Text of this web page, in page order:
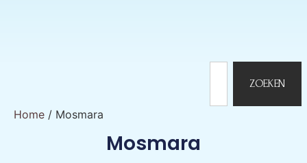
ZOEKEN
Home / Mosmara
Mosmara